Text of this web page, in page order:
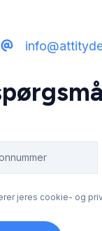
jeres cookie- og